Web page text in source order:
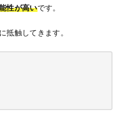
性が高いです。
抵触してきます。